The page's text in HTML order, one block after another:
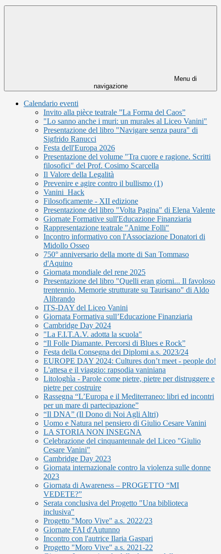
Menu di
navigazione
Calendario eventi
Invito alla pièce teatrale ”La Forma del Caos”
"Lo sanno anche i muri: un murales al Liceo Vanini"
Presentazione del libro "Navigare senza paura" di
Sigfrido Ranucci
Festa dell'Europa 2026
Presentazione del volume "Tra cuore e ragione. Scritti
filosofici" del Prof. Cosimo Scarcella
Il Valore della Legalità
Prevenire e agire contro il bullismo (1)
Vanini_Hack
Filosoficamente - XII edizione
Presentazione del libro "Volta Pagina" di Elena Valente
Giornate Formative sull'Educazione Finanziaria
Rappresentazione teatrale "Anime Folli"
Incontro informativo con l'Associazione Donatori di
Midollo Osseo
750° anniversario della morte di San Tommaso
d'Aquino
Giornata mondiale del rene 2025
Presentazione del libro "Quelli eran giorni... Il favoloso
trentennio. Memorie strutturate su Taurisano" di Aldo
Alibrando
ITS-DAY del Liceo Vanini
Giornata Formativa sull’Educazione Finanziaria
Cambridge Day 2024
"La F.I.T.A.V. adotta la scuola"
“Il Folle Diamante. Percorsi di Blues e Rock”
Festa della Consegna dei Diplomi a.s. 2023/24
EUROPE DAY 2024: Cultures don’t meet - people do!
L'attesa e il viaggio: rapsodia vaniniana
Litologhìa - Parole come pietre, pietre per distruggere e
pietre per costruire
Rassegna “L’Europa e il Mediterraneo: libri ed incontri
per un mare di partecipazione”
“Il DNA” (Il Dono di Noi Agli Altri)
Uomo e Natura nel pensiero di Giulio Cesare Vanini
LA STORIA NON INSEGNA
Celebrazione del cinquantennale del Liceo "Giulio
Cesare Vanini"
Cambridge Day 2023
Giornata internazionale contro la violenza sulle donne
2023
Giornata di Awareness – PROGETTO “MI
VEDETE?”
Serata conclusiva del Progetto "Una biblioteca
inclusiva"
Progetto "Moro Vive" a.s. 2022/23
Giornate FAI d'Autunno
Incontro con l'autrice Ilaria Gaspari
Progetto "Moro Vive" a.s. 2021-22